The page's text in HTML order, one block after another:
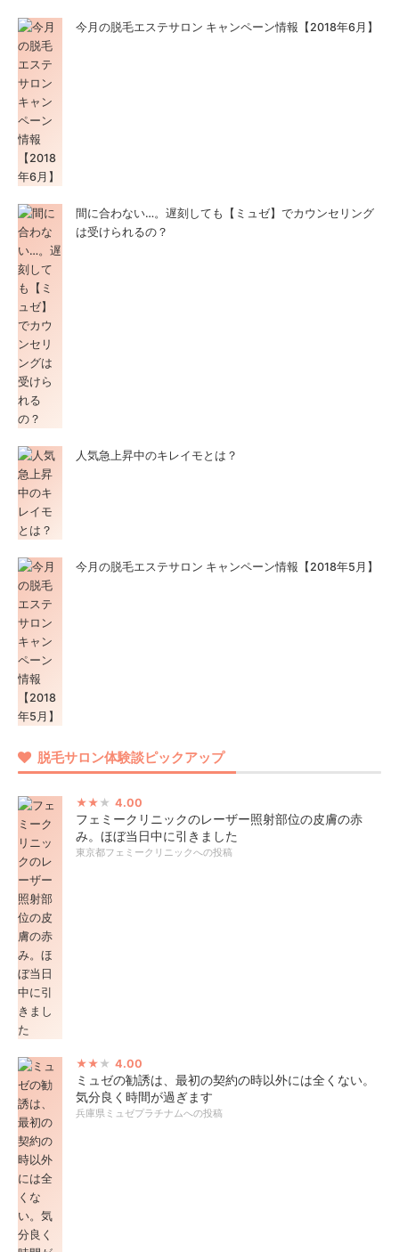
今月の脱毛エステサロン キャンペーン情報【2018年6月】
間に合わない…。遅刻しても【ミュゼ】でカウンセリング
は受けられるの？
人気急上昇中のキレイモとは？
今月の脱毛エステサロン キャンペーン情報【2018年5月】
脱毛サロン体験談ピックアップ
4.00
フェミークリニックのレーザー照射部位の皮膚の赤
み。ほぼ当日中に引きました
東京都フェミークリニックへの投稿
4.00
ミュゼの勧誘は、最初の契約の時以外には全くない。
気分良く時間が過ぎます
兵庫県ミュゼプラチナムへの投稿